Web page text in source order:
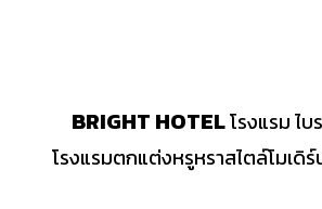
BRIGHT HOTELโรงแรม ไ
โรงแรมตกแต่งหรูหราสไตล์โมเดิ